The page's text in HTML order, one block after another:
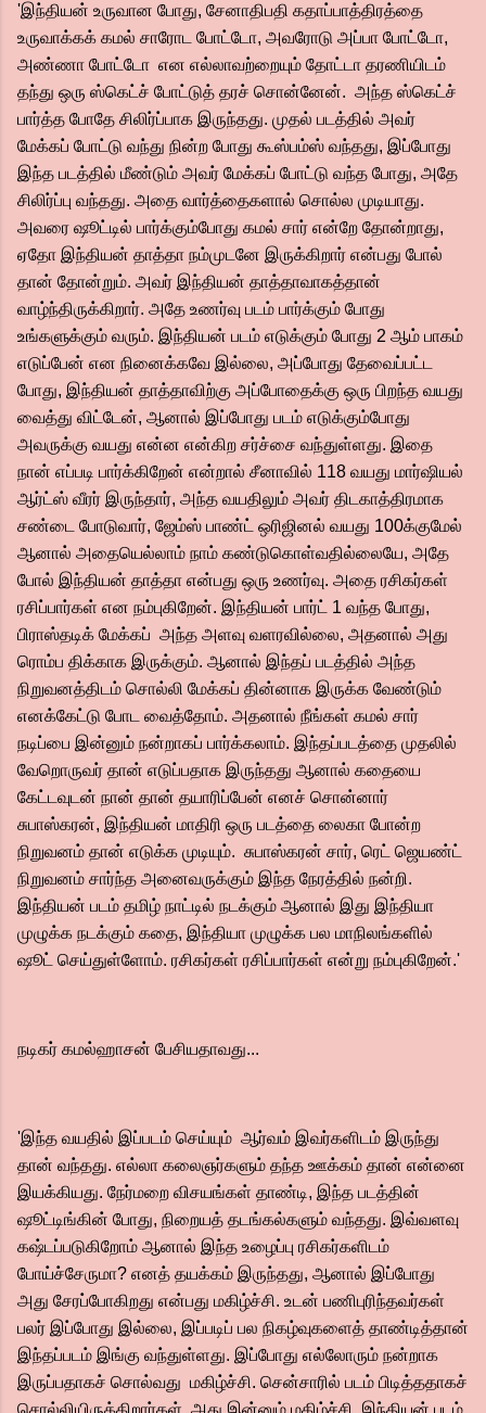
'இந்தியன் உருவான போது, சேனாதிபதி கதாப்பாத்திரத்தை
உருவாக்கக் கமல் சாரோட போட்டோ, அவரோடு அப்பா போட்டோ,
அண்ணா போட்டோ என எல்லாவற்றையும் தோட்டா தரணியிடம்
தந்து ஒரு ஸ்கெட்ச் போட்டுத் தரச் சொன்னேன். அந்த ஸ்கெட்ச்
பார்த்த போதே சிலிர்ப்பாக இருந்தது. முதல் படத்தில் அவர்
மேக்கப் போட்டு வந்து நின்ற போது கூஸ்பம்ஸ் வந்தது, இப்போது
இந்த படத்தில் மீண்டும் அவர் மேக்கப் போட்டு வந்த போது, அதே
சிலிர்ப்பு வந்தது. அதை வார்த்தைகளால் சொல்ல முடியாது.
அவரை ஷூட்டில் பார்க்கும்போது கமல் சார் என்றே தோன்றாது,
ஏதோ இந்தியன் தாத்தா நம்முடனே இருக்கிறார் என்பது போல்
தான் தோன்றும். அவர் இந்தியன் தாத்தாவாகத்தான்
வாழ்ந்திருக்கிறார். அதே உணர்வு படம் பார்க்கும் போது
உங்களுக்கும் வரும். இந்தியன் படம் எடுக்கும் போது 2 ஆம் பாகம்
எடுப்பேன் என நினைக்கவே இல்லை, அப்போது தேவைப்பட்ட
போது, இந்தியன் தாத்தாவிற்கு அப்போதைக்கு ஒரு பிறந்த வயது
வைத்து விட்டேன், ஆனால் இப்போது படம் எடுக்கும்போது
அவருக்கு வயது என்ன என்கிற சர்ச்சை வந்துள்ளது. இதை
நான் எப்படி பார்க்கிறேன் என்றால் சீனாவில் 118 வயது மார்ஷியல்
ஆர்ட்ஸ் வீரர் இருந்தார், அந்த வயதிலும் அவர் திடகாத்திரமாக
சண்டை போடுவார், ஜேம்ஸ் பாண்ட் ஒரிஜினல் வயது 100க்குமேல்
ஆனால் அதையெல்லாம் நாம் கண்டுகொள்வதில்லையே, அதே
போல் இந்தியன் தாத்தா என்பது ஒரு உணர்வு. அதை ரசிகர்கள்
ரசிப்பார்கள் என நம்புகிறேன். இந்தியன் பார்ட் 1 வந்த போது,
பிராஸ்தடிக் மேக்கப் அந்த அளவு வளரவில்லை, அதனால் அது
ரொம்ப திக்காக இருக்கும். ஆனால் இந்தப் படத்தில் அந்த
நிறுவனத்திடம் சொல்லி மேக்கப் தின்னாக இருக்க வேண்டும்
எனக்கேட்டு போட வைத்தோம். அதனால் நீங்கள் கமல் சார்
நடிப்பை இன்னும் நன்றாகப் பார்க்கலாம். இந்தப்படத்தை முதலில்
வேறொருவர் தான் எடுப்பதாக இருந்தது ஆனால் கதையை
கேட்டவுடன் நான் தான் தயாரிப்பேன் எனச் சொன்னார்
சுபாஸ்கரன், இந்தியன் மாதிரி ஒரு படத்தை லைகா போன்ற
நிறுவனம் தான் எடுக்க முடியும். சுபாஸ்கரன் சார், ரெட் ஜெயண்ட்
நிறுவனம் சார்ந்த அனைவருக்கும் இந்த நேரத்தில் நன்றி.
இந்தியன் படம் தமிழ் நாட்டில் நடக்கும் ஆனால் இது இந்தியா
முழுக்க நடக்கும் கதை, இந்தியா முழுக்க பல மாநிலங்களில்
ஷூட் செய்துள்ளோம். ரசிகர்கள் ரசிப்பார்கள் என்று நம்புகிறேன்.'
நடிகர் கமல்ஹாசன் பேசியதாவது...
'இந்த வயதில் இப்படம் செய்யும் ஆர்வம் இவர்களிடம் இருந்து
தான் வந்தது. எல்லா கலைஞர்களும் தந்த ஊக்கம் தான் என்னை
இயக்கியது. நேர்மறை விசயங்கள் தாண்டி, இந்த படத்தின்
ஷூட்டிங்கின் போது, நிறையத் தடங்கல்களும் வந்தது. இவ்வளவு
கஷ்டப்படுகிறோம் ஆனால் இந்த உழைப்பு ரசிகர்களிடம்
போய்ச்சேருமா? எனத் தயக்கம் இருந்தது, ஆனால் இப்போது
அது சேரப்போகிறது என்பது மகிழ்ச்சி. உடன் பணிபுரிந்தவர்கள்
பலர் இப்போது இல்லை, இப்படிப் பல நிகழ்வுகளைத் தாண்டித்தான்
இந்தப்படம் இங்கு வந்துள்ளது. இப்போது எல்லோரும் நன்றாக
இருப்பதாகச் சொல்வது மகிழ்ச்சி. சென்சாரில் படம் பிடித்ததாகச்
சொல்லியிருக்கிறார்கள். அது இன்னும் மகிழ்ச்சி. இந்தியன் படம்